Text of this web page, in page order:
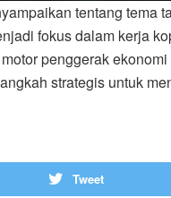
tentang tema
fokus dalam kerja
penggerak
strategis untuk
Tweet